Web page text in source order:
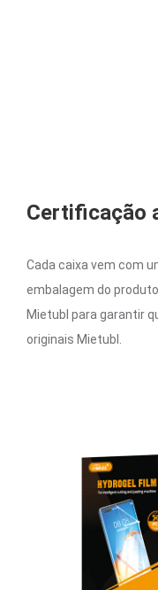
Certificação
Cada caixa vem com
embalagem do
Mietubl para garantir
originais Mietubl.